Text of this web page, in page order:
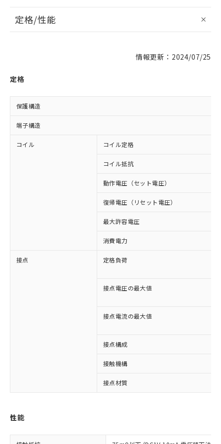
定格/性能
情報更新：2024/07/25
定格
保護構造
端子構造
コイル コイル定格
コイル抵抗
動作電圧（セット電圧）
復帰電圧（リセット電圧）
最大許容電圧
消費電力
接点 定格負荷
接点電圧の最大値
接点電流の最大値
接点構成
接触機構
接点材質
性能
ご利用条件
対応済み：EU RoHS指令（10物質）の
有に対応した製品に切り替える予定のある